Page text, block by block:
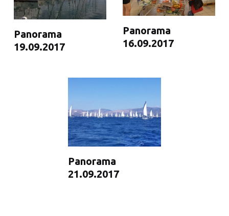
Panorama
19.09.2017
Panorama
16.09.2017
Panorama
21.09.2017